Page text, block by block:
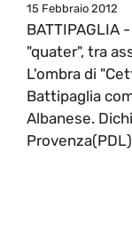
15 Febbraio 2012
BATTIPAGLIA
"quater", tra
L'ombra di
Battipaglia
Albanese.